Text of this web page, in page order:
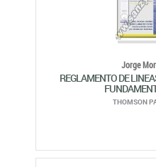
Jorge
REGLAMENTO DE
THOMSON